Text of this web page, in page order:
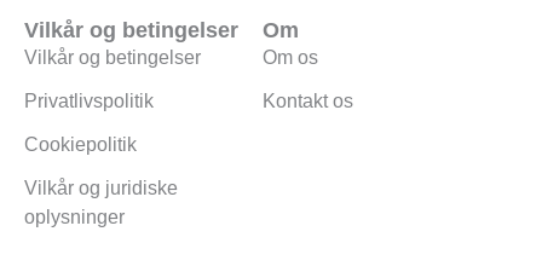
Vilkår og betingelser
Vilkår og betingelser
Privatlivspolitik
Cookiepolitik
Vilkår og juridiske
oplysninger
Om
Om os
Kontakt os